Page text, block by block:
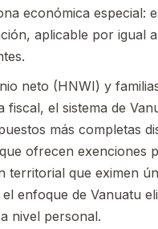
económica especial:
aplicable por igual
neto (HNWI) y
fiscal, el sistema de
más completas
ofrecen exenciones
territorial que eximen
enfoque de Vanuatu
nivel personal.